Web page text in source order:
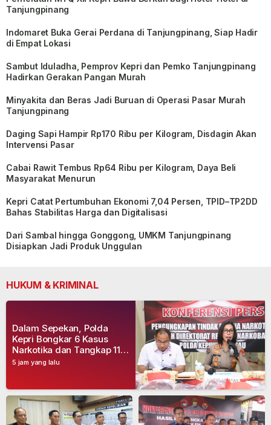
Tanjungpinang
Indomaret Buka Gerai Perdana di Tanjungpinang, Siap Hadir
di Empat Lokasi
Sambut Iduladha, Pemprov Kepri dan Pemko Tanjungpinang
Hadirkan Gerakan Pangan Murah
Minyakita dan Beras Jadi Buruan di Operasi Pasar Murah
Tanjungpinang
Daging Sapi Hampir Rp170 Ribu per Kilogram, Disdagin Akan
Intervensi Pasar
Cabai Rawit Tembus Rp64 Ribu per Kilogram, Daya Beli
Masyarakat Menurun
Kepri Catat Pertumbuhan Ekonomi 7,04 Persen, TPID–TP2DD
Bahas Stabilitas Harga dan Digitalisasi
Dari Sambal hingga Gonggong, UMKM Tanjungpinang
Disiapkan Jadi Produk Unggulan
HUKUM & KRIMINAL
5 jam yang lalu
Dalam Sepekan, Polda
Kepri Bongkar 6 Kasus
Narkotika dan Tangkap 11
Tersangka